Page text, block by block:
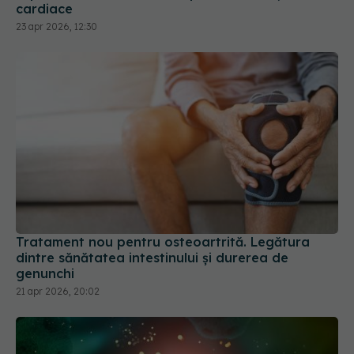
Tratament nou pentru osteoartrită. Legătura
genunchi
21 apr 2026, 20:02